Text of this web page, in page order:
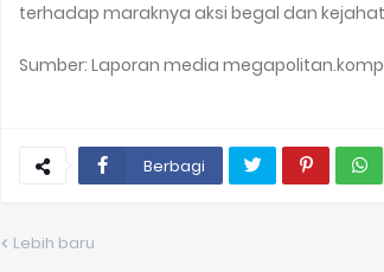
terhadap maraknya aksi begal dan
Sumber: Laporan media
Berbagi
Lebih baru